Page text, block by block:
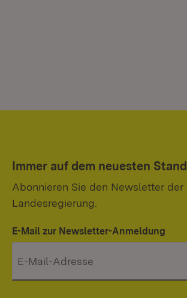
Immer auf dem neuesten Stand
Abonnieren Sie den Newsletter der
Landesregierung.
E-Mail zur Newsletter-Anmeldung